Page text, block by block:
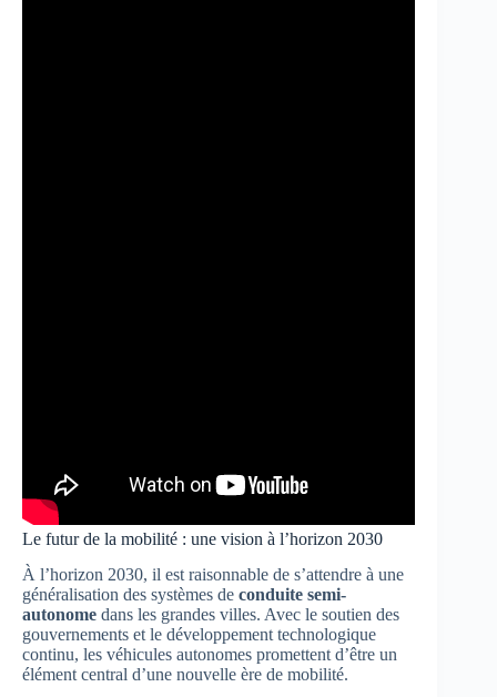
Le futur de la mobilité : une vision à l’horizon 2030
À l’horizon 2030, il est raisonnable de s’attendre à une
généralisation des systèmes de conduite semi-
autonome dans les grandes villes. Avec le soutien des
gouvernements et le développement technologique
continu, les véhicules autonomes promettent d’être un
élément central d’une nouvelle ère de mobilité.